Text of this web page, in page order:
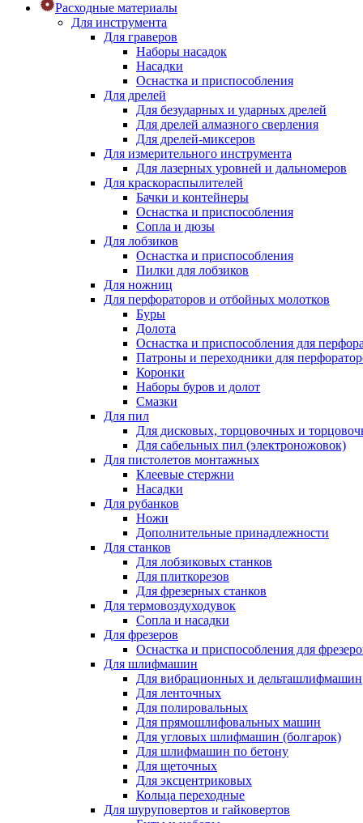
Расходные материалы
Для инструмента
Для граверов
Наборы насадок
Насадки
Оснастка и приспособления
Для дрелей
Для безударных и ударных дрелей
Для дрелей алмазного сверления
Для дрелей-миксеров
Для измерительного инструмента
Для лазерных уровней и дальномеров
Для краскораспылителей
Бачки и контейнеры
Оснастка и приспособления
Сопла и дюзы
Для лобзиков
Оснастка и приспособления
Пилки для лобзиков
Для ножниц
Для перфораторов и отбойных молотков
Буры
Долота
Оснастка и приспособления для
Патроны и переходники для
Коронки
Наборы буров и долот
Смазки
Для пил
Для дисковых, торцовочных и
Для сабельных пил (электроножовок)
Для пистолетов монтажных
Клеевые стержни
Насадки
Для рубанков
Ножи
Дополнительные принадлежности
Для станков
Для лобзиковых станков
Для плиткорезов
Для фрезерных станков
Для термовоздуходувок
Сопла и насадки
Для фрезеров
Оснастка и приспособления для
Для шлифмашин
Для вибрационных и дельташлифмашин
Для ленточных
Для полировальных
Для прямошлифовальных машин
Для угловых шлифмашин (болгарок)
Для шлифмашин по бетону
Для щеточных
Для эксцентриковых
Кольца переходные
Для шуруповертов и гайковертов